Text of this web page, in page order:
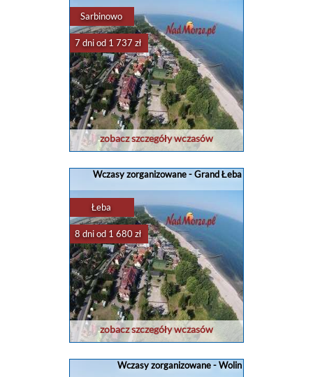
Sarbinowo
7 dni od 1 737 zł
zobacz szczegóły wczasów
Wczasy zorganizowane - Grand Łeba
Łeba
8 dni od 1 680 zł
zobacz szczegóły wczasów
Wczasy zorganizowane - Wolin